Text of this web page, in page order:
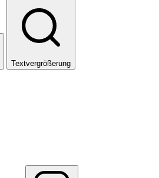
Textvergrößerung